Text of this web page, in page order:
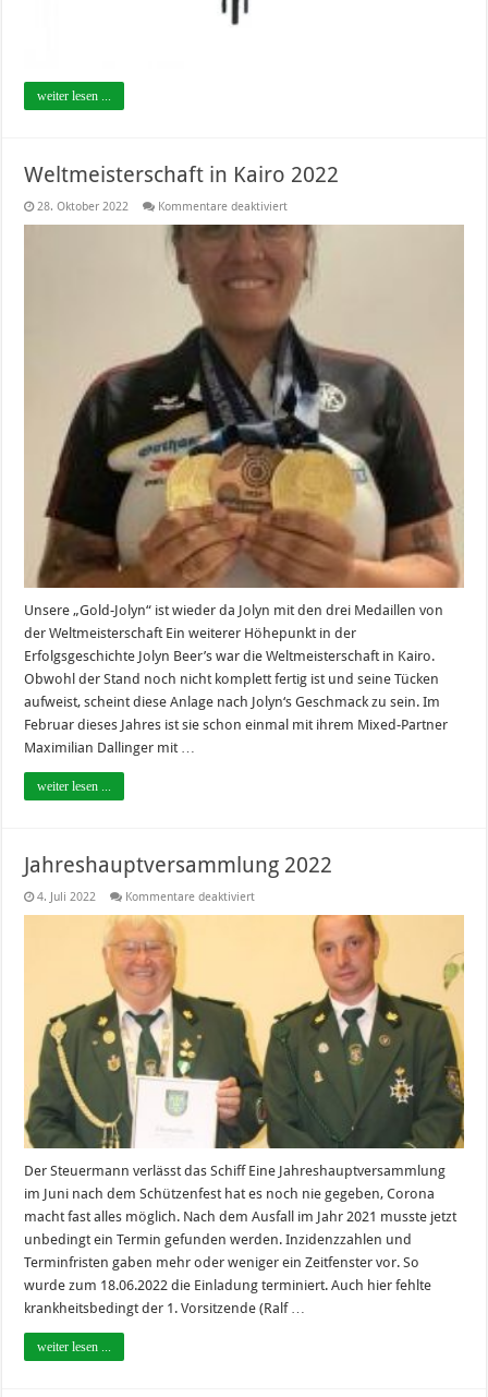
weiter lesen ...
Weltmeisterschaft in Kairo 2022
28. Oktober 2022 Kommentare deaktiviertfür
in
Kairo
2022
Unsere „Gold-Jolyn“ ist wieder da Jolyn mit den drei Medaillen von
der Weltmeisterschaft Ein weiterer Höhepunkt in der
Erfolgsgeschichte Jolyn Beer’s war die Weltmeisterschaft in Kairo.
Obwohl der Stand noch nicht komplett fertig ist und seine Tücken
aufweist, scheint diese Anlage nach Jolyn‘s Geschmack zu sein. Im
Februar dieses Jahres ist sie schon einmal mit ihrem Mixed-Partner
Maximilian Dallinger mit …
weiter lesen ...
Jahreshauptversammlung 2022
4. Juli 2022 Kommentare deaktiviertfür
Der Steuermann verlässt das Schiff Eine Jahreshauptversammlung
im Juni nach dem Schützenfest hat es noch nie gegeben, Corona
macht fast alles möglich. Nach dem Ausfall im Jahr 2021 musste jetzt
unbedingt ein Termin gefunden werden. Inzidenzzahlen und
Terminfristen gaben mehr oder weniger ein Zeitfenster vor. So
wurde zum 18.06.2022 die Einladung terminiert. Auch hier fehlte
krankheitsbedingt der 1. Vorsitzende (Ralf …
weiter lesen ...